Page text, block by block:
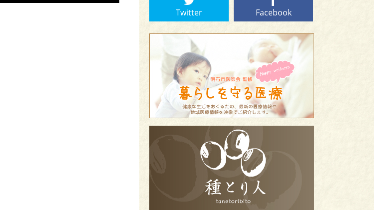
Twitter Facebook